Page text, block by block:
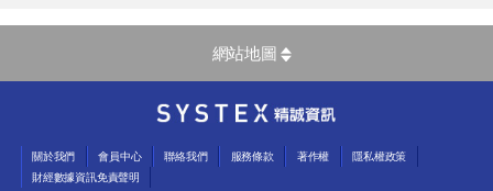
網站地圖
關於我們 會員中心 聯絡我們 服務條款 著作權
隱私權政策
財經數據資訊免責聲明